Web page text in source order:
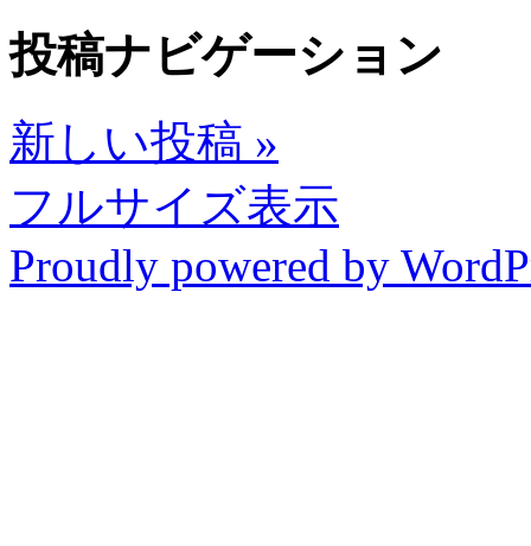
投稿ナビゲーション
新しい投稿 »
フルサイズ表示
Proudly powered by